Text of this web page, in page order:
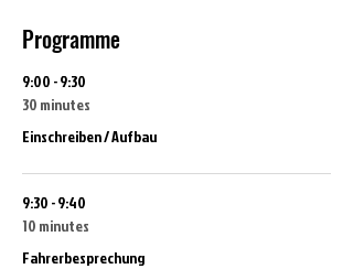
Programme
9:00 - 9:30
30 minutes
Einschreiben / Aufbau
9:30 - 9:40
10 minutes
Fahrerbesprechung